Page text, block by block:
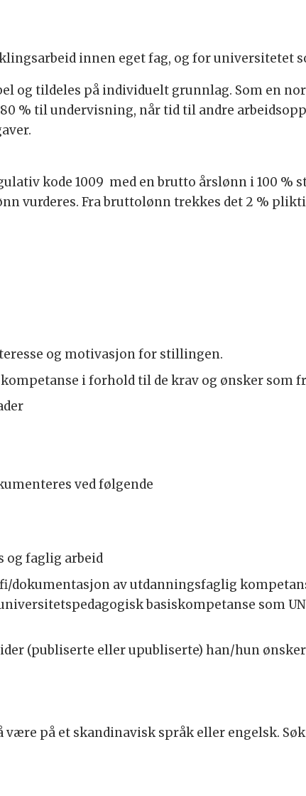
innen eget fag, og for universitetet
og tildeles på individuelt grunnlag. Som en
% til undervisning, når tid til andre
kode 1009 med en brutto årslønn i 100 %
vurderes. Fra bruttolønn trekkes det 2 %
og motivasjon for stillingen.
i forhold til de krav og ønsker som
ved følgende
og faglig arbeid
dokumentasjon av utdanningsfaglig
basiskompetanse som
(publiserte eller upubliserte) han/hun
på et skandinavisk språk eller engelsk.